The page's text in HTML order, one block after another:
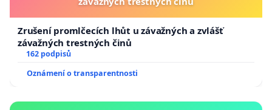
Zrušení promlčecích lhůt u závažných a zvlášť
závažných trestných činů
162 podpisů
Oznámení o transparentnosti